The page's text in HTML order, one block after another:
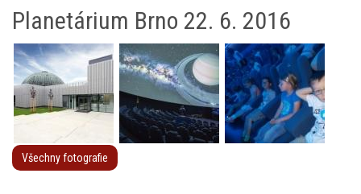
Planetárium Brno 22. 6. 2016
Všechny fotografie